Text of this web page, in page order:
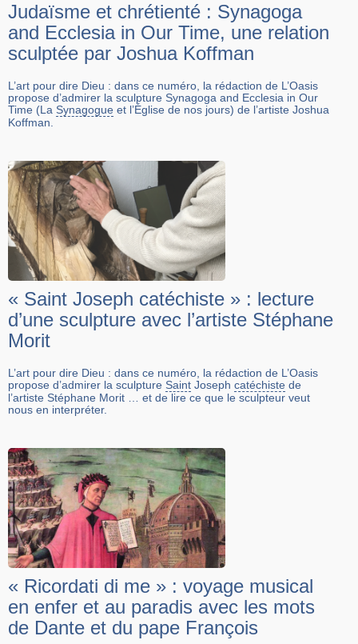
Judaïsme et chrétienté : Synagoga
and Ecclesia in Our Time, une relation
sculptée par Joshua Koffman
L’art pour dire Dieu : dans ce numéro, la rédaction de L’Oasis
propose d’admirer la sculpture Synagoga and Ecclesia in Our
Time (La Synagogue et l’Église de nos jours) de l’artiste Joshua
Koffman.
« Saint Joseph catéchiste » : lecture
d’une sculpture avec l’artiste Stéphane
Morit
L’art pour dire Dieu : dans ce numéro, la rédaction de L’Oasis
propose d’admirer la sculpture Saint Joseph catéchiste de
l’artiste Stéphane Morit … et de lire ce que le sculpteur veut
nous en interpréter.
« Ricordati di me » : voyage musical
en enfer et au paradis avec les mots
de Dante et du pape François